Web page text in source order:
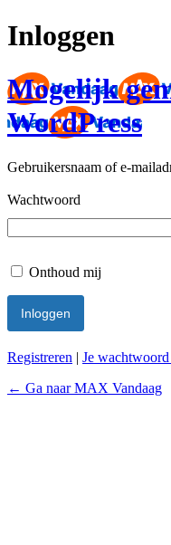
Inloggen
Mogelijk
WordPress
Gebruikersnaam of e-
Wachtwoord
Onthoud mij
Registreren | Je
← Ga naar MAX Vandaag